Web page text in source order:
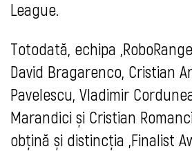
League.
Totodată, echipa
David Bragarenco, Cristian
Pavelescu, Vladimir
Marandici și Cristian
obțină și distincția „Finalist